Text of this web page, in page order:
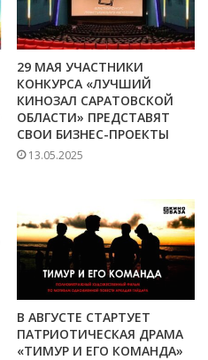
29 МАЯ УЧАСТНИКИ
КОНКУРСА «ЛУЧШИЙ
КИНОЗАЛ САРАТОВСКОЙ
ОБЛАСТИ» ПРЕДСТАВЯТ
СВОИ БИЗНЕС-ПРОЕКТЫ
13.05.2025
В АВГУСТЕ СТАРТУЕТ
ПАТРИОТИЧЕСКАЯ ДРАМА
«ТИМУР И ЕГО КОМАНДА»